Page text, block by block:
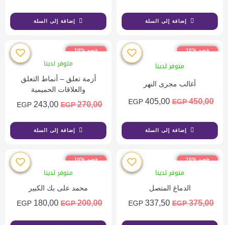
إضافة إلى السلة إضافة إلى السلة
خصم %10
متوفر لدينا
أغالب مجرى النهر
450,00
EGP
405,00
EGP
إضافة إلى السلة
خصم %10
متوفر لدينا
أزمة تعلق – أنماط التعلق
والعلاقات الحميمية
270,00
EGP
243,00
EGP
إضافة إلى السلة
خصم %10
متوفر لدينا
الدماغ المتصل
375,00
EGP
337,50
EGP
خصم %10
متوفر لدينا
محمد على بك الكبير
200,00
EGP
180,00
EGP